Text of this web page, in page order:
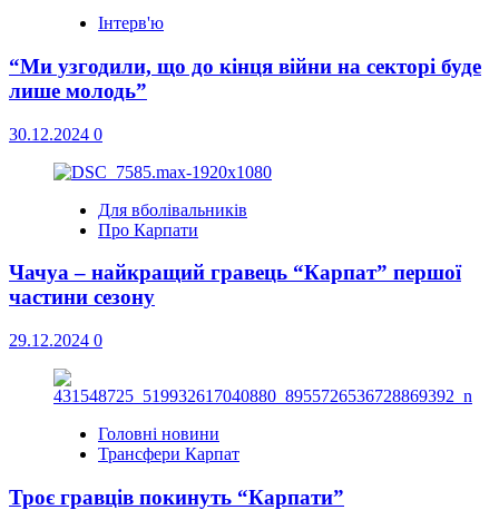
Інтерв'ю
“Ми узгодили, що до кінця війни на секторі буде
лише молодь”
30.12.2024 0
Для вболівальників
Про Карпати
Чачуа – найкращий гравець “Карпат” першої
частини сезону
29.12.2024 0
Головні новини
Трансфери Карпат
Троє гравців покинуть “Карпати”